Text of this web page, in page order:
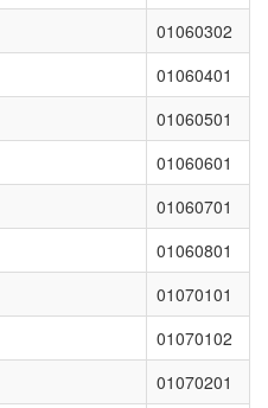
01060302
01060401
01060501
01060601
01060701
01060801
01070101
01070102
01070201